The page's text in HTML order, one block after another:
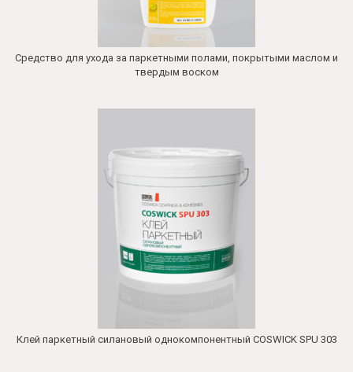
Средство для ухода за паркетными полами, покрытыми маслом и
твердым воском
Клей паркетный силановый однокомпонентный COSWICK SPU 303